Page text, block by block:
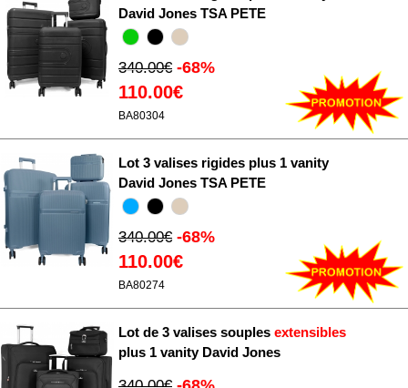
Les cookies nous permettent de personnaliser le contenu
et les annonces, d'offrir des fonctionnalités relatives aux
médias sociaux et d'analyser notre trafic. Nous
partageons également des informations sur l'utilisation de
notre site avec nos partenaires de médias sociaux, de
publicité et d'analyse, qui peuvent combiner celles-ci
avec d'autres informations que vous leur avez fournies
ou qu'ils ont collectées lors de votre utilisation de leurs
services.
David Jones TSA PETE
340.00€ -68%
110.00€
BA80304
Lot 3 valises rigides plus 1 vanity
David Jones TSA PETE
340.00€ -68%
110.00€
BA80274
Lot de 3 valises souples extensibles
plus 1 vanity David Jones